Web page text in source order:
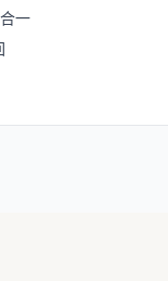
一